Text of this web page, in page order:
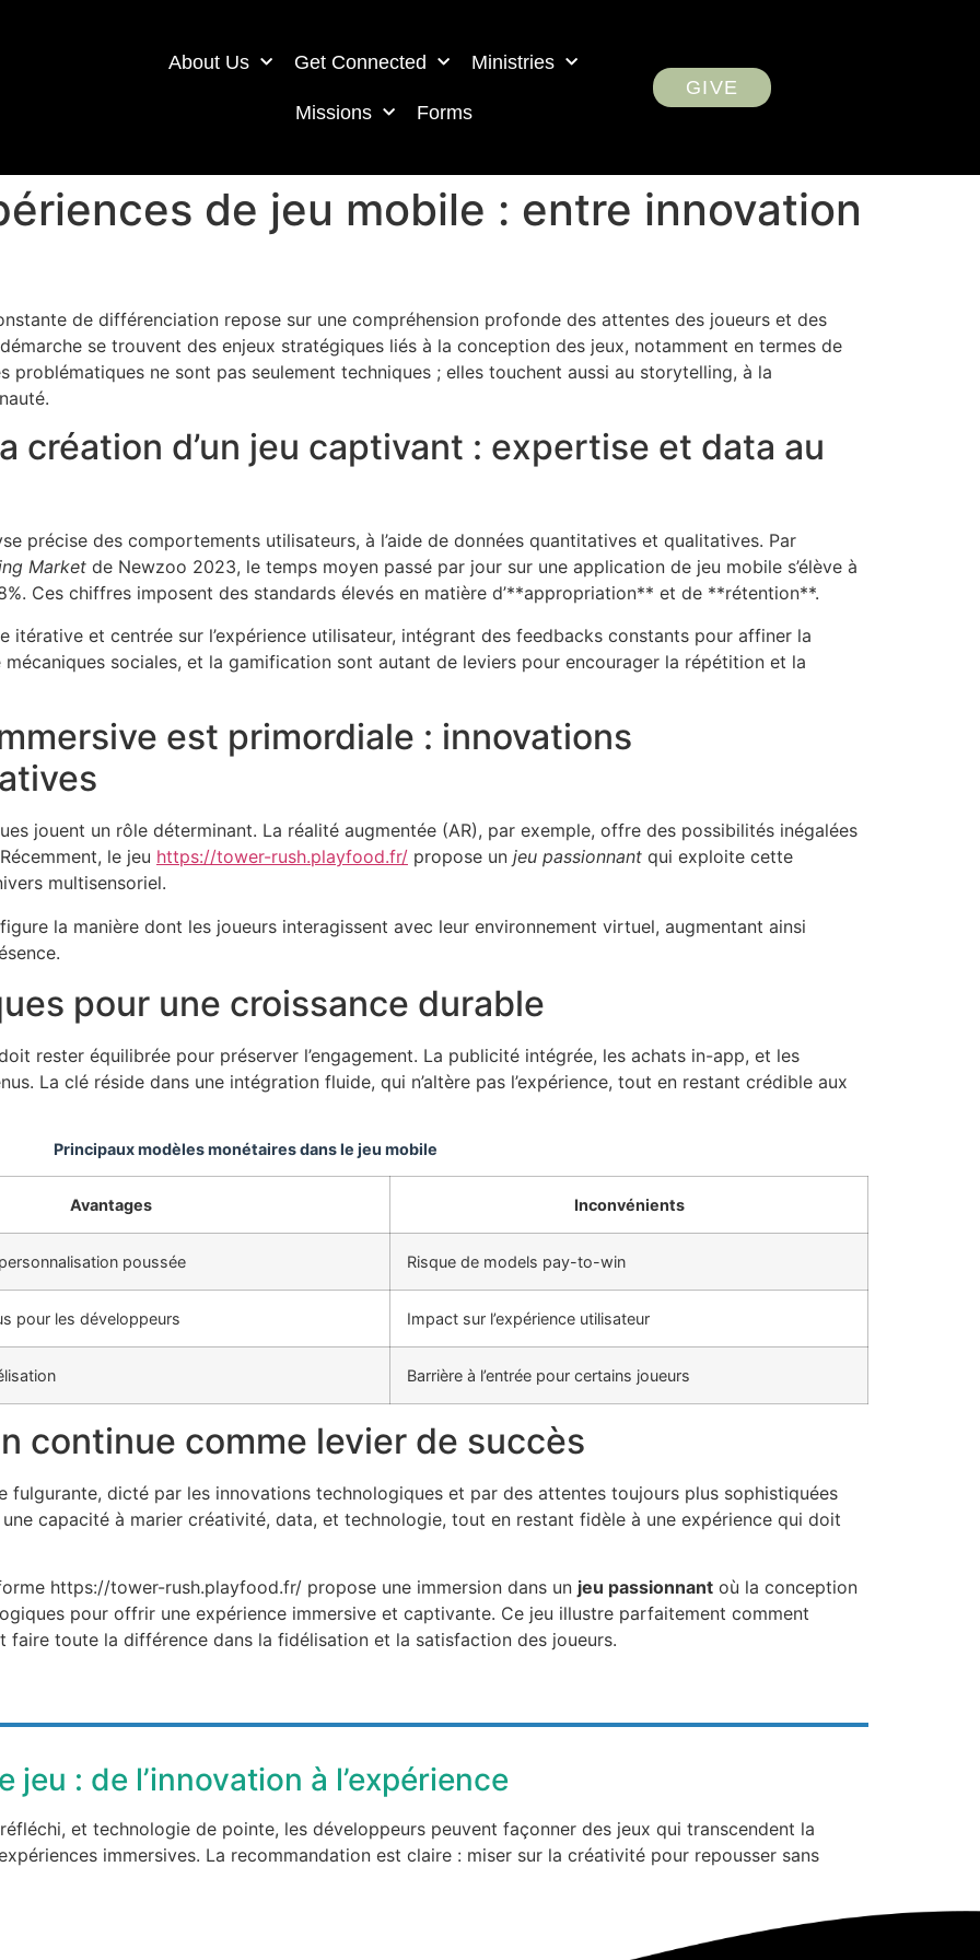
About Us Get Connected Ministries
Missions Forms
GIVE
de jeu mobile : entre innovation
de différenciation repose sur une compréhension profonde des attentes des joueurs et des
se trouvent des enjeux stratégiques liés à la conception des jeux, notamment en termes de
problématiques ne sont pas seulement techniques ; elles touchent aussi au storytelling, à la
création d’un jeu captivant : expertise et data au
précise des comportements utilisateurs, à l’aide de données quantitatives et qualitatives. Par
Market de Newzoo 2023, le temps moyen passé par jour sur une application de jeu mobile s’élève à
Ces chiffres imposent des standards élevés en matière d’**appropriation** et de **rétention**.
itérative et centrée sur l’expérience utilisateur, intégrant des feedbacks constants pour affiner la
sociales, et la gamification sont autant de leviers pour encourager la répétition et la
est primordiale : innovations
jouent un rôle déterminant. La réalité augmentée (AR), par exemple, offre des possibilités inégalées
le jeu https://tower-rush.playfood.fr/ propose un jeu passionnant qui exploite cette
multisensoriel.
la manière dont les joueurs interagissent avec leur environnement virtuel, augmentant ainsi
pour une croissance durable
rester équilibrée pour préserver l’engagement. La publicité intégrée, les achats in-app, et les
La clé réside dans une intégration fluide, qui n’altère pas l’expérience, tout en restant crédible aux
Principaux modèles monétaires dans le jeu mobile
Avantages Inconvénients
poussée Risque de models pay-to-win
pour les développeurs Impact sur l’expérience utilisateur
Barrière à l’entrée pour certains joueurs
continue comme levier de succès
fulgurante, dicté par les innovations technologiques et par des attentes toujours plus sophistiquées
une capacité à marier créativité, data, et technologie, tout en restant fidèle à une expérience qui doit
https://tower-rush.playfood.fr/ propose une immersion dans un jeu passionnant où la conception
pour offrir une expérience immersive et captivante. Ce jeu illustre parfaitement comment
faire toute la différence dans la fidélisation et la satisfaction des joueurs.
: de l’innovation à l’expérience
et technologie de pointe, les développeurs peuvent façonner des jeux qui transcendent la
immersives. La recommandation est claire : miser sur la créativité pour repousser sans